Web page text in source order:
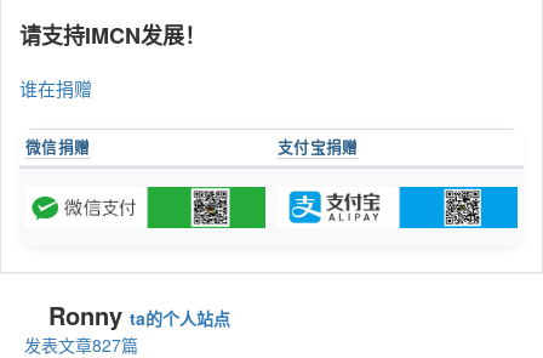
请支持IMCN发展！
谁在捐赠
微信捐赠 支付宝捐赠
Ronny ta的个人站点
发表文章827篇